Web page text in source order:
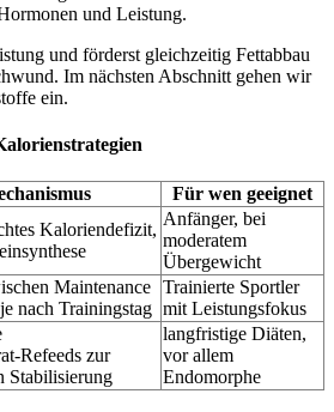
und Leistung.
und förderst gleichzeitig Fettabbau
Im nächsten Abschnitt gehen wir
ein.
Für wen geeignet
Kaloriendefizit,
Anfänger, bei
moderatem
Übergewicht
Maintenance
nach Trainingstag
Trainierte Sportler
mit Leistungsfokus
zur
Stabilisierung
langfristige Diäten,
vor allem
Endomorphe